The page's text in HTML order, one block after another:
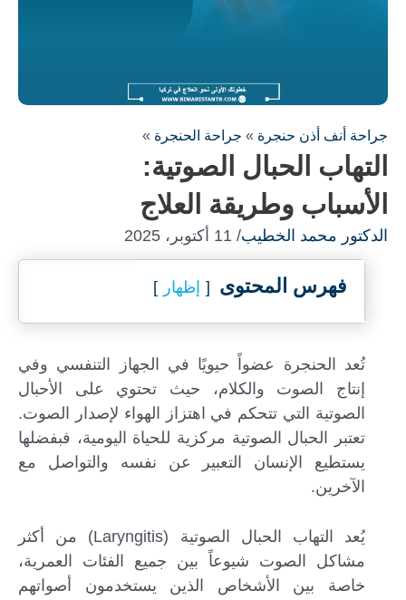
جراحة أنف أذن حنجرة » جراحة الحنجرة »
التهاب الحبال الصوتية:
الأسباب وطريقة العلاج
الدكتور محمد الخطيب/ 11 أكتوبر، 2025
فهرس المحتوى إظهار
تُعد الحنجرة عضواً حيويًا في الجهاز التنفسي وفي
إنتاج الصوت والكلام، حيث تحتوي على الأحبال
الصوتية التي تتحكم في اهتزاز الهواء لإصدار الصوت.
تعتبر الحبال الصوتية مركزية للحياة اليومية، فبفضلها
يستطيع الإنسان التعبير عن نفسه والتواصل مع
الآخرين.
يُعد التهاب الحبال الصوتية (Laryngitis) من أكثر
مشاكل الصوت شيوعاً بين جميع الفئات العمرية،
خاصة بين الأشخاص الذين يستخدمون أصواتهم